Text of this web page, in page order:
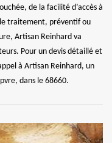
de la facilité d’accès à
traitement, préventif ou
Artisan Reinhard va
Pour un devis détaillé et
à Artisan Reinhard, un
dans le 68660.